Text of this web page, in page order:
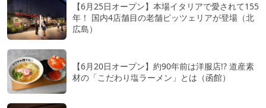
【6月25日オープン】本場イタリアで愛されて155
年！ 国内4店舗目の老舗ピッツェリアが登場（北
広島）
【6月20日オープン】約90年前は洋服店!? 道産素
材の「こだわり塩ラーメン」とは（函館）